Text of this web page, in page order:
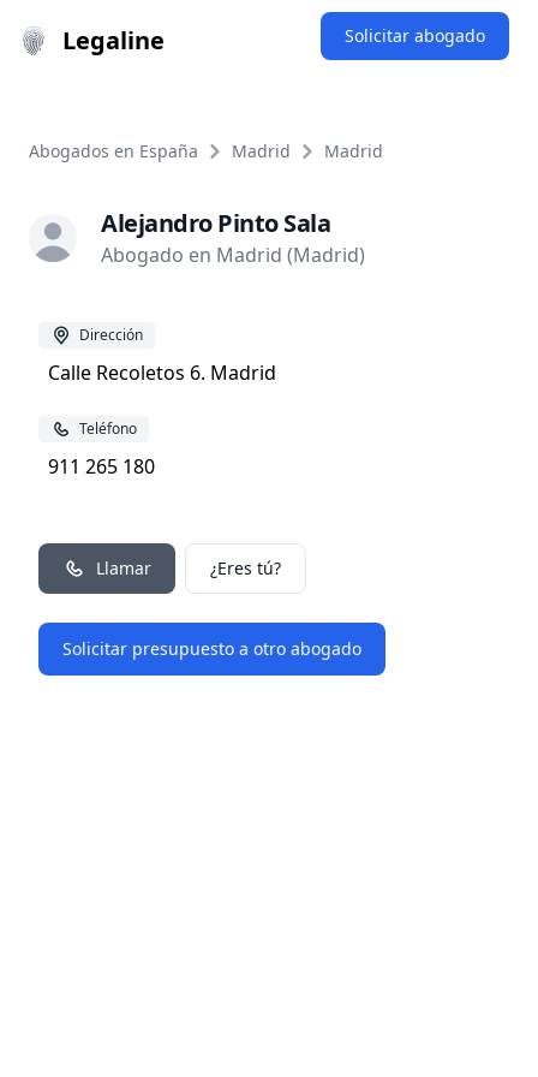
Legaline Solicitar abogado
Abogados en España Madrid Madrid
Alejandro Pinto Sala
Abogado en Madrid (Madrid)
Dirección
Calle Recoletos 6. Madrid
Teléfono
911 265 180
Llamar ¿Eres tú?
Solicitar presupuesto a otro abogado